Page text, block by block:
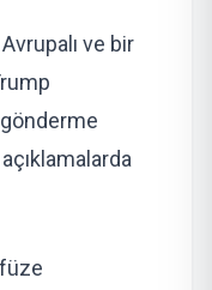
ve bir
füze